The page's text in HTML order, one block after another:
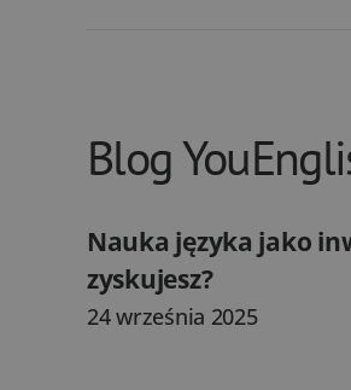
Blog
Nauka języka jako
zyskujesz?
24 września 2025